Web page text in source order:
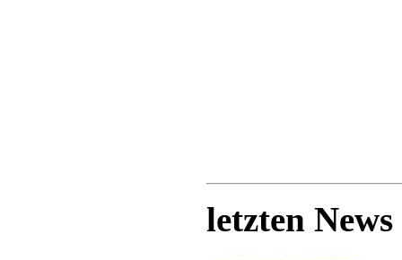
letzten News